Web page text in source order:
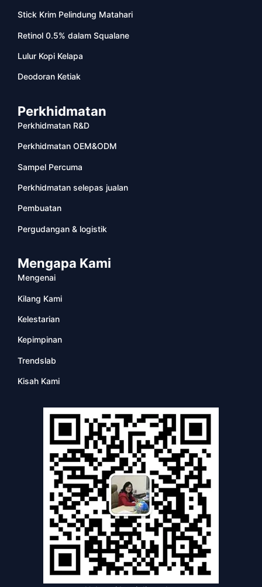
Stick Krim Pelindung Matahari
Retinol 0.5% dalam Squalane
Lulur Kopi Kelapa
Deodoran Ketiak
Perkhidmatan
Perkhidmatan R&D
Perkhidmatan OEM&ODM
Sampel Percuma
Perkhidmatan selepas jualan
Pembuatan
Pergudangan & logistik
Mengapa Kami
Mengenai
Kilang Kami
Kelestarian
Kepimpinan
Trendslab
Kisah Kami